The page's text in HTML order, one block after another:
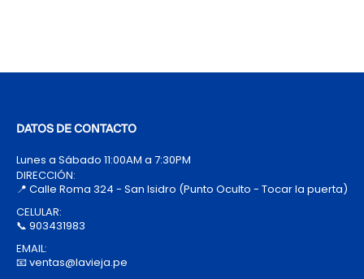
DATOS DE CONTACTO
Lunes a Sábado 11:00AM a 7:30PM
DIRECCIÓN:
📍 Calle Roma 324 - San Isidro (Punto Oculto - Tocar la puerta)
CELULAR:
📞 903431983
EMAIL:
📧 ventas@lavieja.pe